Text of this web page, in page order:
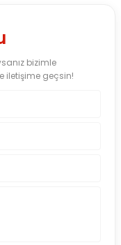
bizimle
iletişime geçsin!